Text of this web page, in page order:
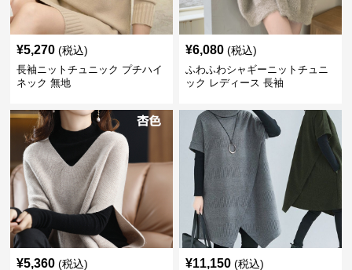
¥5,270 (税込)
長袖ニットチュニック プチハイ
ネック 無地
¥6,080 (税込)
ふわふわシャギーニットチュニ
ック レディース 長袖
¥5,360 (税込) ¥11,150 (税込)